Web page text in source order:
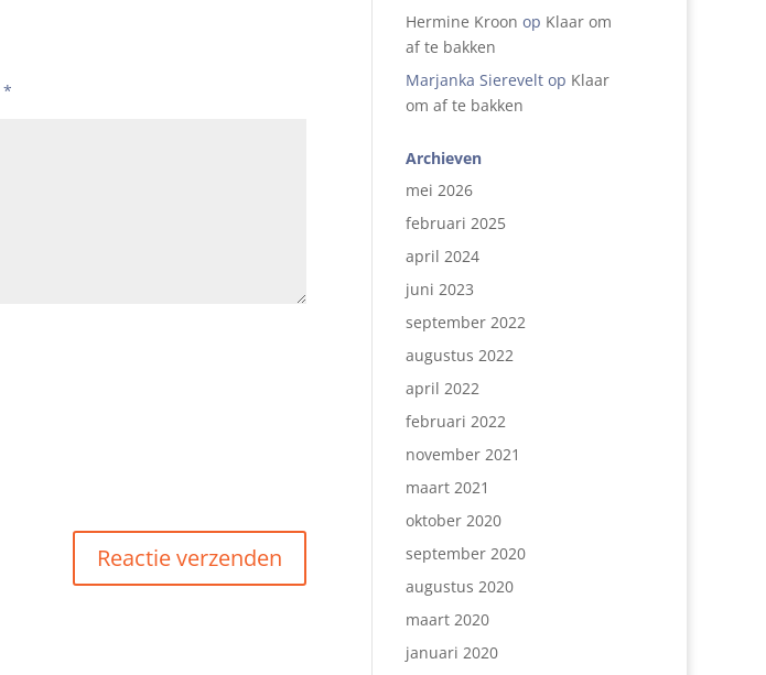
*
Hermine Kroon op Klaar om
af te bakken
Marjanka Siereveltop Klaar
om af te bakken
Archieven
mei 2026
februari 2025
april 2024
juni 2023
september 2022
augustus 2022
april 2022
februari 2022
november 2021
maart 2021
oktober 2020
september 2020
augustus 2020
maart 2020
januari 2020